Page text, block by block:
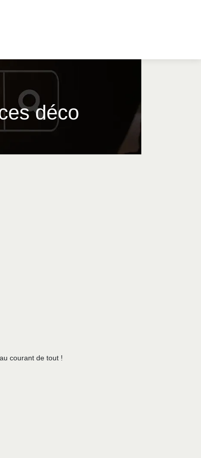
déco
courant de tout !